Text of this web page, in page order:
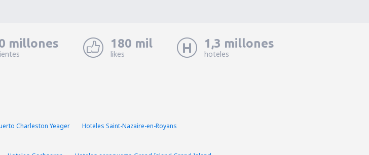
millones 180 mil
likes
1,3 millones
hoteles
Charleston Yeager
Hoteles Saint-Nazaire-en-Royans